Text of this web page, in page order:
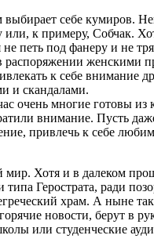
себе кумиров.
или, к примеру, Собчак.
петь под фанеру и не
женскими
к себе внимание
и скандалами.
очень многие готовы из
внимание. Пусть
привлечь к себе
Хотя и в далеком
типа Герострата, ради
храм. А ныне
новости, берут в
или студенческие